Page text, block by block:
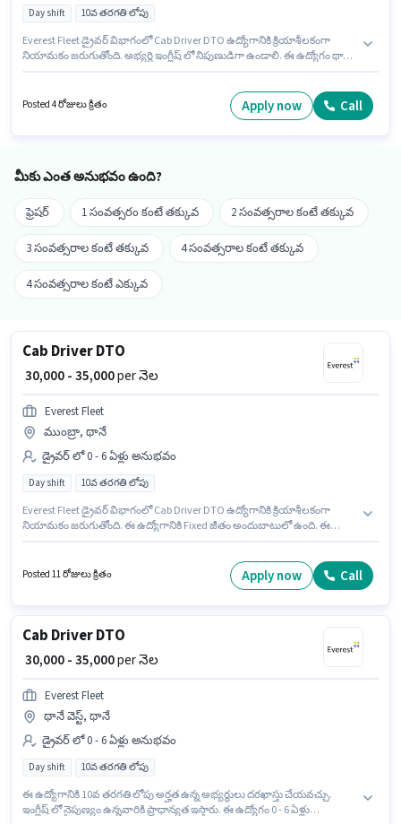
Day shift 10వ తరగతి లోపు
Everest Fleet డ్రైవర్ విభాగంలో Cab Driver DTO ఉద్యోగానికి క్రియాశీలకంగా
నియామకం జరుగుతోంది. అభ్యర్థి ఇంగ్లీష్ లో నిపుణుడిగా ఉండాలి. ఈ ఉద్యోగం థానే
ఉద్యోగం 0 - 6 ఏళ్లు సంవత్సరాల అనుభవం ఉన్న వారికి కోసం, నెల జీతం ₹35000
Posted 4 రోజులు క్రితం Apply now Call
మీకు ఎంత అనుభవం ఉంది?
ఫ్రెషర్ 1 సంవత్సరం కంటే తక్కువ 2 సంవత్సరాల కంటే తక్కువ
3 సంవత్సరాల కంటే తక్కువ 4 సంవత్సరాల కంటే తక్కువ
4 సంవత్సరాల కంటే ఎక్కువ
Cab Driver DTO
₹ 30,000 - 35,000per నెల
Everest Fleet
ముంబ్రా, థానే
డ్రైవర్ లో 0 - 6 ఏళ్లు అనుభవం
Day shift 10వ తరగతి లోపు
Everest Fleet డ్రైవర్ విభాగంలో Cab Driver DTO ఉద్యోగానికి క్రియాశీలకంగా
నియామకం జరుగుతోంది. ఈ ఉద్యోగానికి Fixed జీతం అందుబాటులో ఉంది. ఈ
ఉద్యోగం Full Time ప్రాతిపదికపై, DAY shift మరియు వారానికి 6 days working
Posted 11 రోజులు క్రితం Apply now Call
Cab Driver DTO
₹ 30,000 - 35,000per నెల
Everest Fleet
థానే వెస్ట్, థానే
డ్రైవర్ లో 0 - 6 ఏళ్లు అనుభవం
Day shift 10వ తరగతి లోపు
ఈ ఉద్యోగానికి 10వ తరగతి లోపు అర్హత ఉన్న అభ్యర్థులు దరఖాస్తు చేయవచ్చు.
ఇంగ్లీష్ లో నైపుణ్యం ఉన్నవారికి ప్రాధాన్యత ఇస్తారు. ఈ ఉద్యోగం 0 - 6 ఏళ్లు